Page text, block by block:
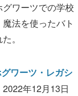
ワーツでの学校
法を使ったバト
。
グワーツ・レガシ
年12月13日